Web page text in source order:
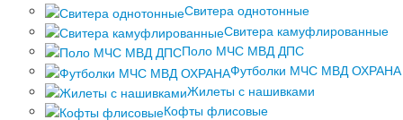
Свитера однотонные
Свитера камуфлированные
Поло МЧС МВД ДПС
Футболки МЧС МВД ОХРАНА
Жилеты с нашивками
Кофты флисовые